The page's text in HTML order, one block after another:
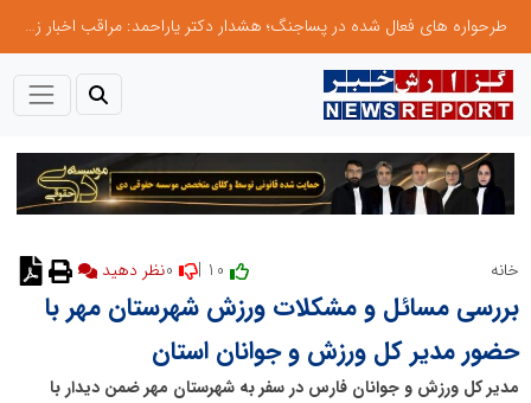
طرحواره های فعال شده در پساجنگ؛ هشدار دکتر یاراحمد: مراقب اخبار زرد و واکنش های هیجانی باشید
خانه نظر دهید
بررسی مسائل و مشکلات ورزش شهرستان مهر با
حضور مدیر کل ورزش و جوانان استان
مدیر کل ورزش و جوانان فارس در سفر به شهرستان مهر ضمن دیدار با